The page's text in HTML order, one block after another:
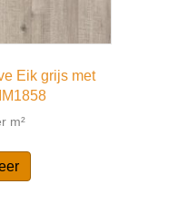
Eik grijs met
m²